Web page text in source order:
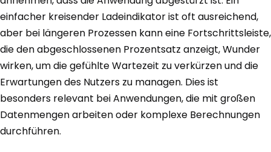
einfacher kreisender Ladeindikator ist oft ausreichend,
aber bei längeren Prozessen kann eine Fortschrittsleiste,
die den abgeschlossenen Prozentsatz anzeigt, Wunder
wirken, um die gefühlte Wartezeit zu verkürzen und die
Erwartungen des Nutzers zu managen. Dies ist
besonders relevant bei Anwendungen, die mit großen
Datenmengen arbeiten oder komplexe Berechnungen
durchführen.